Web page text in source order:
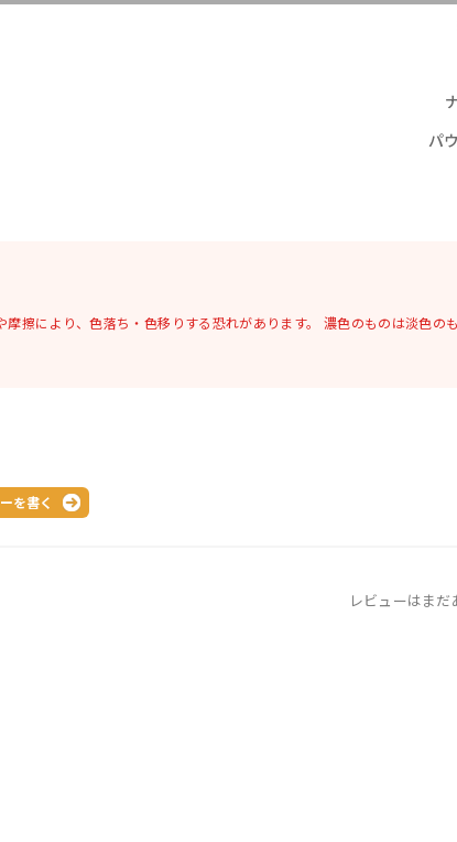
パ
摩擦により、色落ち・色移りする恐れがあります。 濃色のものは淡色の
を書く
レビューはまだ